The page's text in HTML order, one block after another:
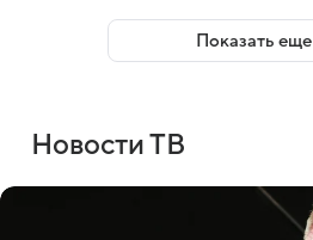
Показать еще
Новости ТВ